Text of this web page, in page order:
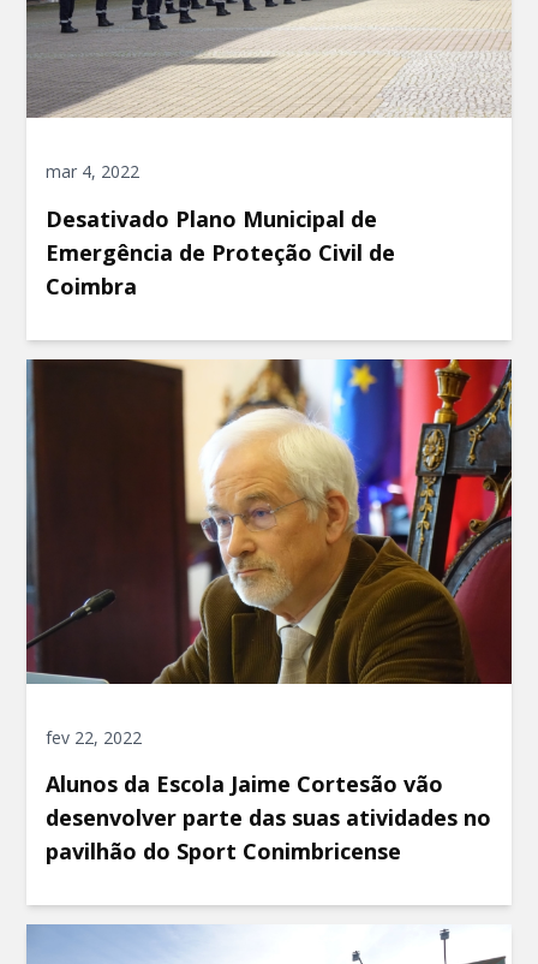
mar 4, 2022
Desativado Plano Municipal de
Emergência de Proteção Civil de
Coimbra
fev 22, 2022
Alunos da Escola Jaime Cortesão vão
desenvolver parte das suas atividades no
pavilhão do Sport Conimbricense